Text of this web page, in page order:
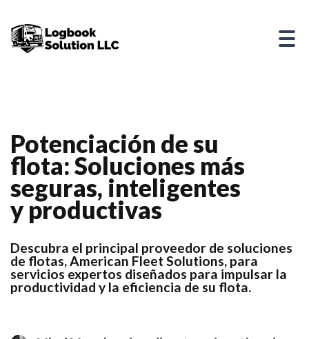
Potenciación de su
flota: Soluciones más
seguras, inteligentes
y productivas
Descubra el principal proveedor de soluciones
de flotas, American Fleet Solutions, para
servicios expertos diseñados para impulsar la
productividad y la eficiencia de su flota.